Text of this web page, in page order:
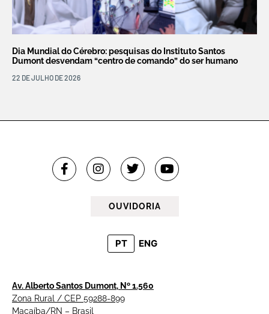
Dia Mundial do Cérebro: pesquisas do Instituto Santos
Dumont desvendam “centro de comando” do ser humano
22 DE JULHO DE 2026
OUVIDORIA
PT ENG
Av. Alberto Santos Dumont, Nº 1.560
Zona Rural / CEP 59288-899
Macaíba/RN – Brasil